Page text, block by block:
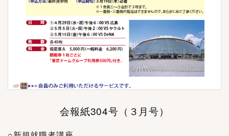
会報紙304号（３月号）